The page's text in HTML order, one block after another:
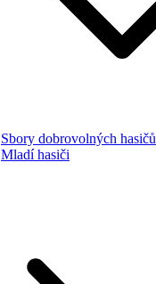
Sbory dobrovolných hasičů
Mladí hasiči